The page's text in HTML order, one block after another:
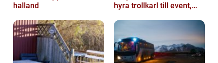
halland
hyra trollkarl till event,